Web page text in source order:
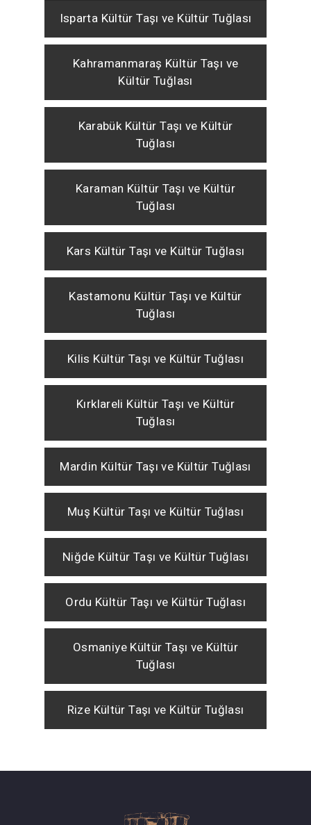
Isparta Kültür Taşı ve Kültür Tuğlası
Kahramanmaraş Kültür Taşı ve
Kültür Tuğlası
Karabük Kültür Taşı ve Kültür
Tuğlası
Karaman Kültür Taşı ve Kültür
Tuğlası
Kars Kültür Taşı ve Kültür Tuğlası
Kastamonu Kültür Taşı ve Kültür
Tuğlası
Kilis Kültür Taşı ve Kültür Tuğlası
Kırklareli Kültür Taşı ve Kültür
Tuğlası
Mardin Kültür Taşı ve Kültür Tuğlası
Muş Kültür Taşı ve Kültür Tuğlası
Niğde Kültür Taşı ve Kültür Tuğlası
Ordu Kültür Taşı ve Kültür Tuğlası
Osmaniye Kültür Taşı ve Kültür
Tuğlası
Rize Kültür Taşı ve Kültür Tuğlası